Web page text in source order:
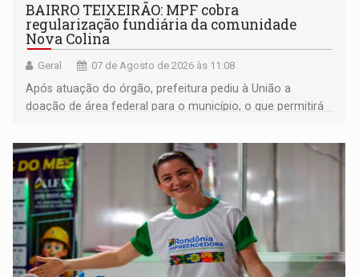
BAIRRO TEIXEIRÃO: MPF cobra
regularização fundiária da comunidade
Nova Colina
Geral 07 de Agosto de 2026 às 11:08
Após atuação do órgão, prefeitura pediu à União a
doação de área federal para o município, o que permitirá